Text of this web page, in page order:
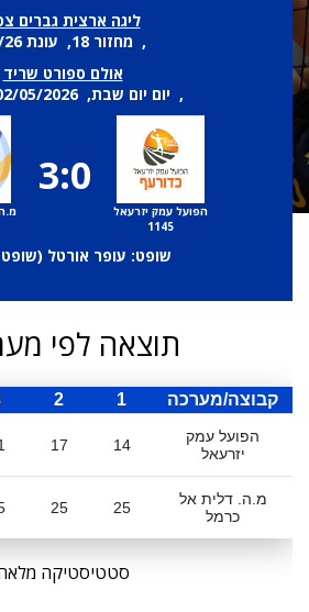
ליגה ארצית גברים
, מחזור 18, עונת 25/26
אולם ספורט שריד
, יום יום שבת, 02/05/2026, 20:00
הפועל עמק יזרעאל
1145
3:0
שופט: עופר אורטל (
תוצאה לפי
קבוצה/מערכה 1
2
הפועל עמק
יזרעאל
14
17
מ.ה. דלית אל
כרמל
25
25
סטטיסטיקה